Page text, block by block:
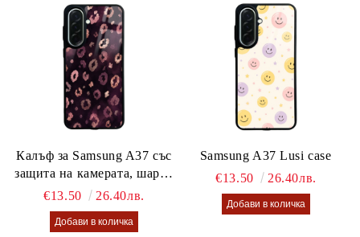
Калъф за Samsung A37 със
защита на камерата, шарен
калъф Lusi case
€13.50 26.40лв.
Samsung A37 Lusi case
€13.50
26.40лв.